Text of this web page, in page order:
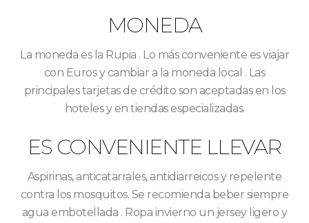
MONEDA
La moneda es la Rupia . Lo más conveniente es viajar
con Euros y cambiar a la moneda local . Las
principales tarjetas de crédito son aceptadas en los
hoteles y en tiendas especializadas.
ES CONVENIENTE LLEVAR
Aspirinas, anticatarrales, antidiarreicos y repelente
contra los mosquitos. Se recomienda beber siempre
agua embotellada . Ropa invierno un jersey ligero y